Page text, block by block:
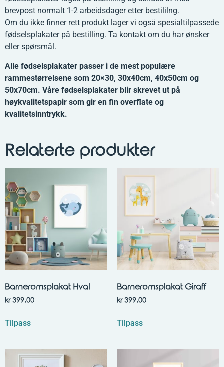
brevpost normalt 1-2 arbeidsdager etter bestililng.
Om du ikke finner rett produkt lager vi også spesialtilpassede
fødselsplakater på bestilling. Ta kontakt om du har ønsker
eller spørsmål.
Alle fødselsplakater passer i de mest populære
rammestørrelsene som 20×30, 30x40cm, 40x50cm og
50x70cm. Våre fødselsplakater blir skrevet ut på
høykvalitetspapir som gir en fin overflate og
kvalitetsinntrykk.
Relaterte produkter
Barneromsplakat Hval
kr399,00
Tilpass
Barneromsplakat Giraff
kr399,00
Tilpass